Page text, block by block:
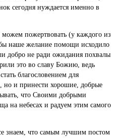
сегодня нуждается именно в
пожертвовать (у каждого из
наше желание помощи исходило
добро не ради ожидания похвалы
это во славу Божию, ведь
благословением для
и принести хорошие, добрые
что Своими добрыми
на небесах и радуем этим самого
знаем, что самым лучшим постом